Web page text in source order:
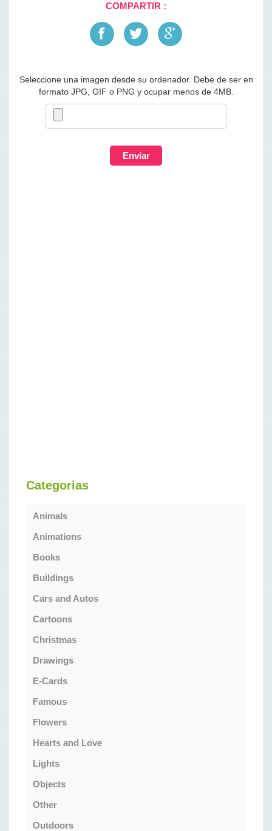
COMPARTIR :
Seleccione una imagen desde su ordenador. Debe de ser en
formato JPG, GIF o PNG y ocupar menos de 4MB.
Categorias
Animals
Animations
Books
Buildings
Cars and Autos
Cartoons
Christmas
Drawings
E-Cards
Famous
Flowers
Hearts and Love
Lights
Objects
Other
Outdoors